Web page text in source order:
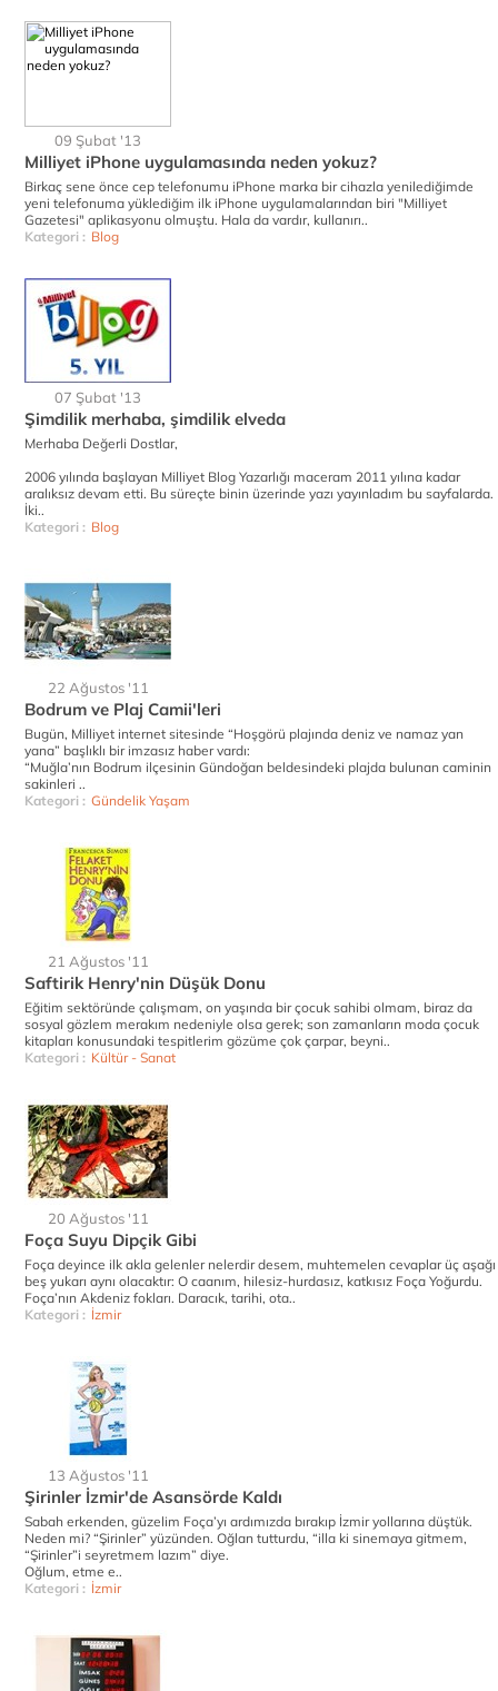
09 Şubat '13
Milliyet iPhone uygulamasında neden yokuz?
Birkaç sene önce cep telefonumu iPhone marka bir cihazla yenilediğimde
yeni telefonuma yüklediğim ilk iPhone uygulamalarından biri "Milliyet
Gazetesi" aplikasyonu olmuştu. Hala da vardır, kullanırı..
Kategori : Blog
07 Şubat '13
Şimdilik merhaba, şimdilik elveda
Merhaba Değerli Dostlar,
2006 yılında başlayan Milliyet Blog Yazarlığı maceram 2011 yılına kadar
aralıksız devam etti. Bu süreçte binin üzerinde yazı yayınladım bu sayfalarda.
İki..
Kategori : Blog
22 Ağustos '11
Bodrum ve Plaj Camii'leri
Bugün, Milliyet internet sitesinde “Hoşgörü plajında deniz ve namaz yan
yana” başlıklı bir imzasız haber vardı:
“Muğla’nın Bodrum ilçesinin Gündoğan beldesindeki plajda bulunan caminin
sakinleri ..
Kategori : Gündelik Yaşam
21 Ağustos '11
Saftirik Henry'nin Düşük Donu
Eğitim sektöründe çalışmam, on yaşında bir çocuk sahibi olmam, biraz da
sosyal gözlem merakım nedeniyle olsa gerek; son zamanların moda çocuk
kitapları konusundaki tespitlerim gözüme çok çarpar, beyni..
Kategori : Kültür - Sanat
20 Ağustos '11
Foça Suyu Dipçik Gibi
Foça deyince ilk akla gelenler nelerdir desem, muhtemelen cevaplar üç aşağı
beş yukarı aynı olacaktır: O caanım, hilesiz-hurdasız, katkısız Foça Yoğurdu.
Foça’nın Akdeniz fokları. Daracık, tarihi, ota..
Kategori : İzmir
13 Ağustos '11
Şirinler İzmir'de Asansörde Kaldı
Sabah erkenden, güzelim Foça’yı ardımızda bırakıp İzmir yollarına düştük.
Neden mi? “Şirinler” yüzünden. Oğlan tutturdu, “illa ki sinemaya gitmem,
“Şirinler”i seyretmem lazım” diye.
Oğlum, etme e..
Kategori : İzmir